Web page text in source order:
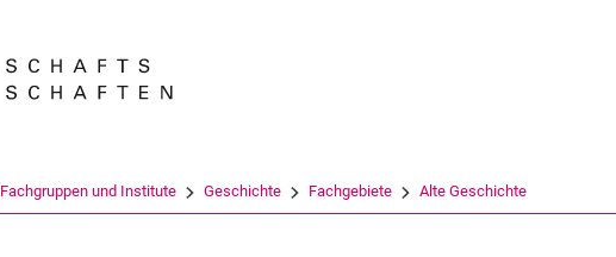
Fachgruppen und Institute Geschichte Fachgebiete Alte Geschichte